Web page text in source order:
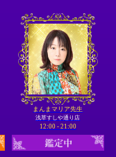
まんまマリア先生
浅草すしや通り店
12:00 - 21:00